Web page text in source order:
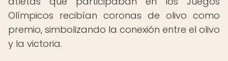
Olímpicos recibían coronas de olivo como
premio, simbolizando la conexión entre el olivo
y la victoria.